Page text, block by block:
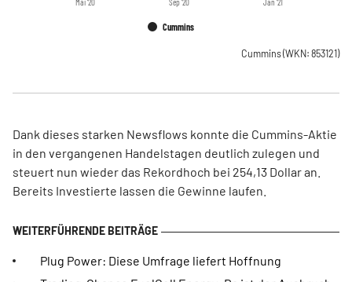
Cummins
Cummins(WKN: 853121)
Dank dieses starken Newsflows konnte die Cummins-Aktie
in den vergangenen Handelstagen deutlich zulegen und
steuert nun wieder das Rekordhoch bei 254,13 Dollar an.
Bereits Investierte lassen die Gewinne laufen.
Plug Power: Diese Umfrage liefert Hoffnung